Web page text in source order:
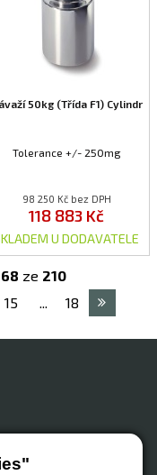
50kg (Třída F1) Cylindr
Tolerance +/- 250mg
98 250 Kč bez DPH
118 883 Kč
U DODAVATELE
ze 210
15 ... 18